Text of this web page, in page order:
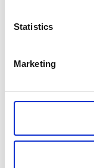
Statistics
Marketing
Telefonnummer:
Vandringsled
Ab der Kirche in
hinauf nach